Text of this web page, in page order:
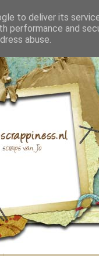
to deliver its
performance and
abuse.